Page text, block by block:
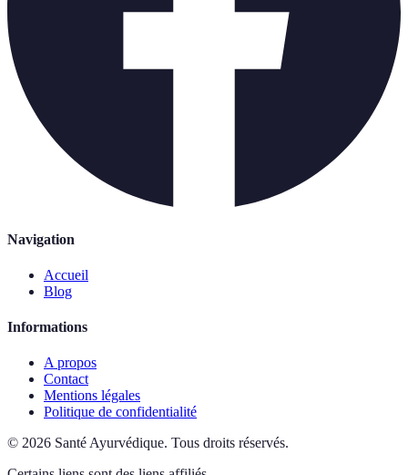
Navigation
Accueil
Blog
Informations
A propos
Contact
Mentions légales
Politique de confidentialité
© 2026 Santé Ayurvédique. Tous droits réservés.